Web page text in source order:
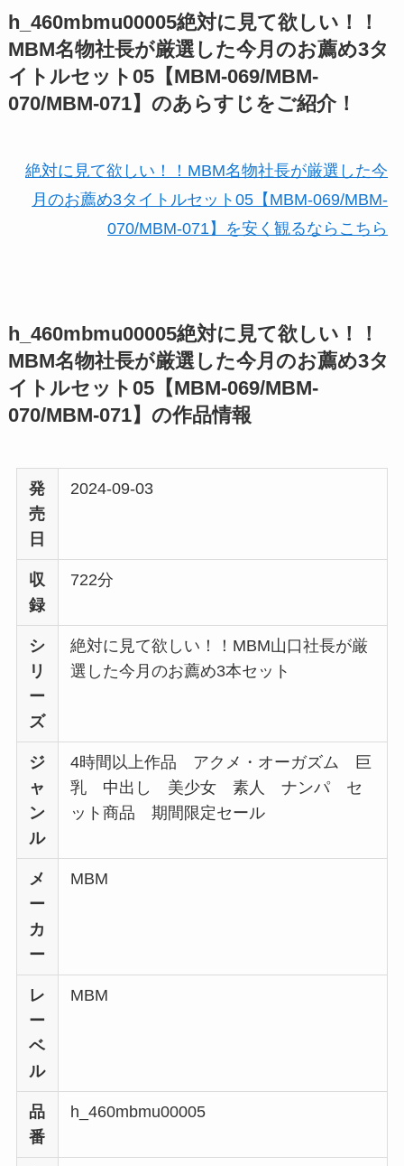
h_460mbmu00005絶対に見て欲しい！！
MBM名物社長が厳選した今月のお薦め3タ
イトルセット05【MBM-069/MBM-
070/MBM-071】のあらすじをご紹介！
絶対に見て欲しい！！MBM名物社長が厳選した今
月のお薦め3タイトルセット05【MBM-069/MBM-
070/MBM-071】を安く観るならこちら
h_460mbmu00005絶対に見て欲しい！！
MBM名物社長が厳選した今月のお薦め3タ
イトルセット05【MBM-069/MBM-
070/MBM-071】の作品情報
発
売
日
2024-09-03
収
録
722分
シ
リ
ー
ズ
絶対に見て欲しい！！MBM山口社長が厳
選した今月のお薦め3本セット
ジ
ャ
ン
ル
4時間以上作品 アクメ・オーガズム 巨
乳 中出し 美少女 素人 ナンパ セ
ット商品 期間限定セール
メ
ー
カ
ー
MBM
レ
ー
ベ
ル
MBM
品
番
h_460mbmu00005